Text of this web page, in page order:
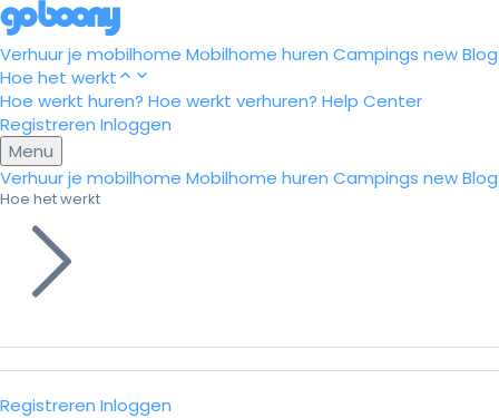
Verhuur je mobilhome Mobilhome huren Campings newBlog
Hoe het werkt
Hoe werkt huren? Hoe werkt verhuren? Help Center
Registreren Inloggen
Menu
Verhuur je mobilhome Mobilhome huren Campings newBlog
Hoe het werkt
Registreren Inloggen